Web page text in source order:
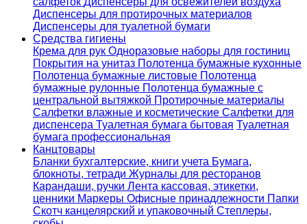
Диспенсеры для протирочных материалов
Диспенсеры для туалетной бумаги
Средства гигиены
Крема для рук Одноразовые наборы для гостиниц
Покрытия на унитаз Полотенца бумажные кухонные
Полотенца бумажные листовые Полотенца
бумажные рулонные Полотенца бумажные с
центральной вытяжкой Протирочные материалы
Салфетки влажные и косметические Салфетки для
диспенсера Туалетная бумага бытовая Туалетная
бумага профессиональная
Канцтовары
Бланки бухгалтерские, книги учета Бумага,
блокноты, тетради Журналы для ресторанов
Карандаши, ручки Лента кассовая, этикетки,
ценники Маркеры Офисные принадлежности Папки
Скотч канцелярский и упаковочный Степлеры,